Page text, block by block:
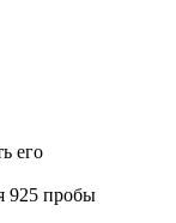
его
925 пробы